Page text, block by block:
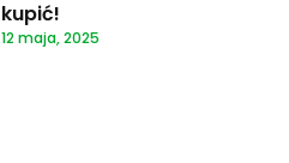
kupić!
12 maja, 2025